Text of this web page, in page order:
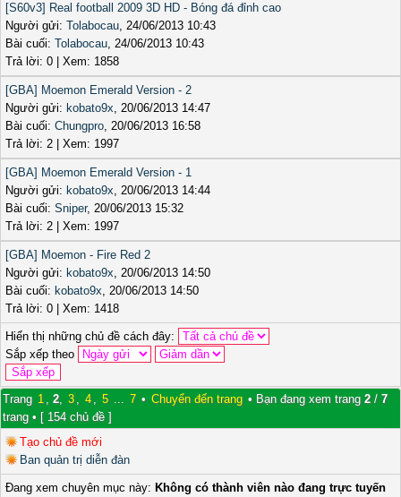
[S60v3] Real football 2009 3D HD - Bóng đá đỉnh cao
Người gửi: Tolabocau, 24/06/2013 10:43
Bài cuối: Tolabocau, 24/06/2013 10:43
Trả lời: 0 | Xem: 1858
[GBA] Moemon Emerald Version - 2
Người gửi: kobato9x, 20/06/2013 14:47
Bài cuối: Chungpro, 20/06/2013 16:58
Trả lời: 2 | Xem: 1997
[GBA] Moemon Emerald Version - 1
Người gửi: kobato9x, 20/06/2013 14:44
Bài cuối: Sniper, 20/06/2013 15:32
Trả lời: 2 | Xem: 1997
[GBA] Moemon - Fire Red 2
Người gửi: kobato9x, 20/06/2013 14:50
Bài cuối: kobato9x, 20/06/2013 14:50
Trả lời: 0 | Xem: 1418
Hiển thị những chủ đề cách đây:
Sắp xếp theo
Trang 1 , 2, 3 , 4 , 5 ... 7 • Chuyển đến trang • Bạn đang xem trang 2/ 7
trang • [ 154 chủ đề ]
Tạo chủ đề mới
Ban quản trị diễn đàn
Đang xem chuyên mục này: Không có thành viên nào đang trực tuyến